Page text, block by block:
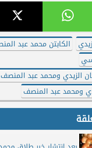
الكابتن محمد عبد
الزيدي ومحمد عبد المنصف
ومحمد عبد المنصف